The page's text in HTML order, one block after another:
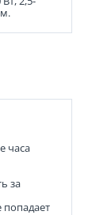
часа
за
попадает